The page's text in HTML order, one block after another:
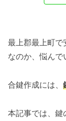
最上郡最上町で
なのか、悩んで
合鍵作成には、
本記事では、鍵